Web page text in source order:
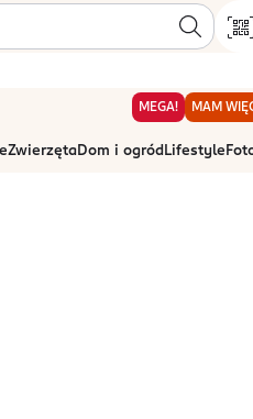
MEGA! MAM
ZwierzętaDom i ogród Lifestyle